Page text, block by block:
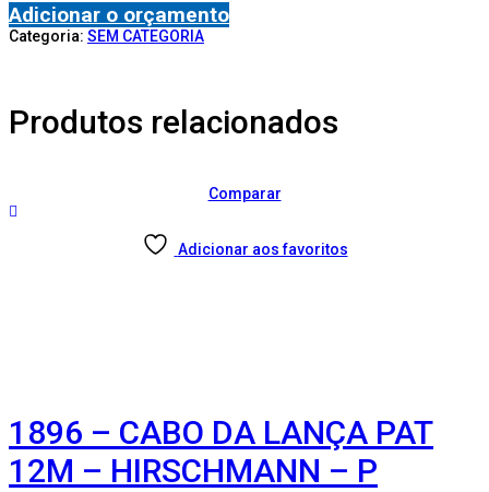
Adicionar o orçamento
Categoria: SEM CATEGORIA
Produtos relacionados
Comparar
Adicionar aos favoritos
1896 – CABO DA LANÇA PAT
12M – HIRSCHMANN – P